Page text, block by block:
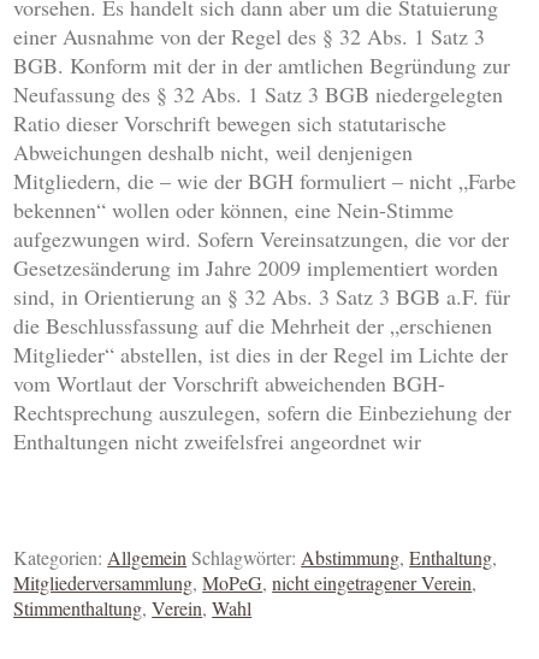
vorsehen. Es handelt sich dann aber um die Statuierung
einer Ausnahme von der Regel des § 32 Abs. 1 Satz 3
BGB. Konform mit der in der amtlichen Begründung zur
Neufassung des § 32 Abs. 1 Satz 3 BGB niedergelegten
Ratio dieser Vorschrift bewegen sich statutarische
Abweichungen deshalb nicht, weil denjenigen
Mitgliedern, die – wie der BGH formuliert – nicht „Farbe
bekennen“ wollen oder können, eine Nein-Stimme
aufgezwungen wird. Sofern Vereinsatzungen, die vor der
Gesetzesänderung im Jahre 2009 implementiert worden
sind, in Orientierung an § 32 Abs. 3 Satz 3 BGB a.F. für
die Beschlussfassung auf die Mehrheit der „erschienen
Mitglieder“ abstellen, ist dies in der Regel im Lichte der
vom Wortlaut der Vorschrift abweichenden BGH-
Rechtsprechung auszulegen, sofern die Einbeziehung der
Enthaltungen nicht zweifelsfrei angeordnet wir
Kategorien:AllgemeinSchlagwörter:Abstimmung,Enthaltung,
Mitgliederversammlung,MoPeG,nicht eingetragener Verein,
Stimmenthaltung,Verein,Wahl